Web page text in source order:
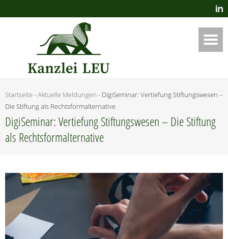
Startseite-Aktuelle Meldungen - Digi­Se­mi­nar: Ver­tie­fung Stif­tungs­we­sen –
Die Stif­tung als Rechtsformalternative
Digi­Se­mi­nar: Ver­tie­fung Stif­tungs­we­sen – Die Stif­tung
als Rechtsformalternative